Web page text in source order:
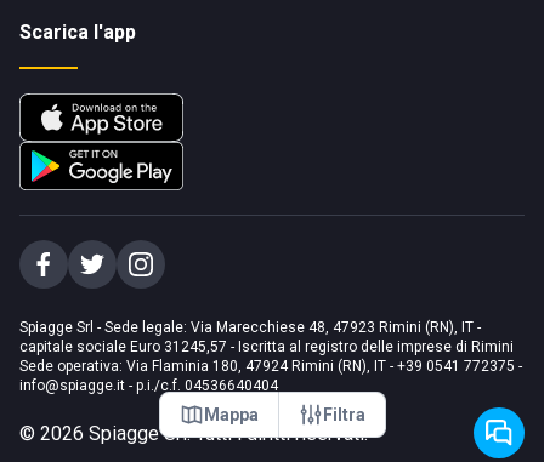
Mappa Filtra
Scarica l'app
Spiagge Srl - Sede legale: Via Marecchiese 48, 47923 Rimini (RN), IT -
capitale sociale Euro 31245,57 - Iscritta al registro delle imprese di Rimini
Sede operativa: Via Flaminia 180, 47924 Rimini (RN), IT - +39 0541 772375 -
info@spiagge.it - p.i./c.f. 04536640404
© 2026 Spiagge Srl. Tutti i diritti riservati.